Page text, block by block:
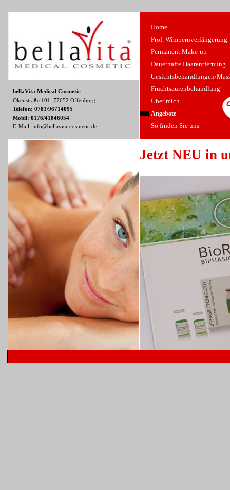
Home
Prof. Wimpernverlängerung
Permanent Make-up
Dauerhafte Haarentfernung
Gesichtsbehandlungen/
Fruchtsäurenbehandlung
Über mich
Angebote
So finden Sie uns
bellaVita Medical Cosmetic
Okenstraße 101, 77652 Offenburg
Telefon: 0781/96714095
Mobil: 0176/41846054
E-Mail: info@bellavita-cosmetic.de
Jetzt NEU in